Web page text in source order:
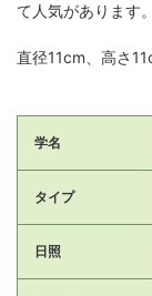
て人気があります
直径11cm、高さ
学名
タイプ
日照